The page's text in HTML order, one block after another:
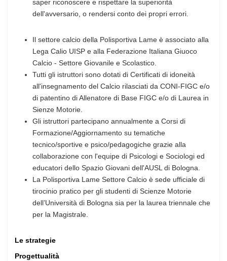
saper riconoscere e rispettare la superiorità
dell'avversario, o rendersi conto dei propri errori.
Il settore calcio della Polisportiva Lame è associato alla
Lega Calio UISP e alla Federazione Italiana Giuoco
Calcio - Settore Giovanile e Scolastico.
Tutti gli istruttori sono dotati di Certificati di idoneità
all'insegnamento del Calcio rilasciati da CONI-FIGC e/o
di patentino di Allenatore di Base FIGC e/o di Laurea in
Sienze Motorie.
Gli istruttori partecipano annualmente a Corsi di
Formazione/Aggiornamento su tematiche
tecnico/sportive e psico/pedagogiche grazie alla
collaborazione con l'equipe di Psicologi e Sociologi ed
educatori dello Spazio Giovani dell'AUSL di Bologna.
La Polisportiva Lame Settore Calcio è sede ufficiale di
tirocinio pratico per gli studenti di Scienze Motorie
dell’Università di Bologna sia per la laurea triennale che
per la Magistrale.
Le strategie
Progettualità